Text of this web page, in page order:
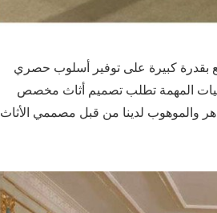
بقدرة كبيرة على توفير أسلوب حصري
المهمة تطلب تصميم أثاث مخصص
والموهوب لدينا من قبل مصممي الأثاث